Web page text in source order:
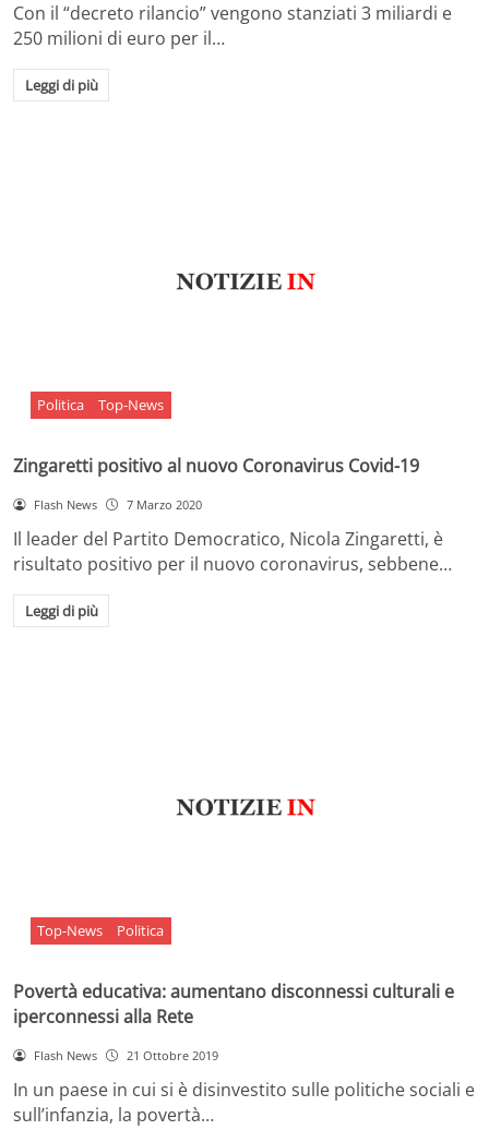
Con il “decreto rilancio” vengono stanziati 3 miliardi e
250 milioni di euro per il…
Leggi di più
Politica Top-News
Zingaretti positivo al nuovo Coronavirus Covid-19
Flash News 7 Marzo 2020
Il leader del Partito Democratico, Nicola Zingaretti, è
risultato positivo per il nuovo coronavirus, sebbene…
Leggi di più
Top-News Politica
Povertà educativa: aumentano disconnessi culturali e
iperconnessi alla Rete
Flash News 21 Ottobre 2019
In un paese in cui si è disinvestito sulle politiche sociali e
sull’infanzia, la povertà…